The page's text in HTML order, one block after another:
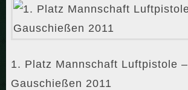
1. Platz Mannschaft Luftpistole –
Gauschießen 2011